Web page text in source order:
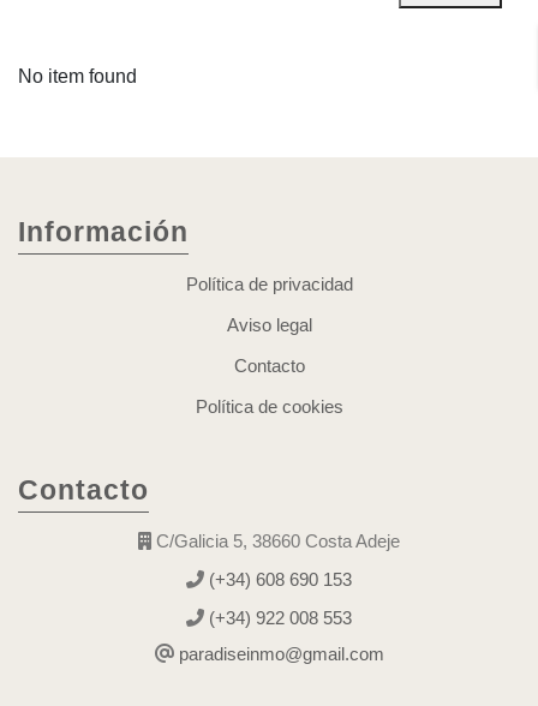
No item found
Información
Política de privacidad
Aviso legal
Contacto
Política de cookies
Contacto
C/Galicia 5, 38660 Costa Adeje
(+34) 608 690 153
(+34) 922 008 553
paradiseinmo@gmail.com